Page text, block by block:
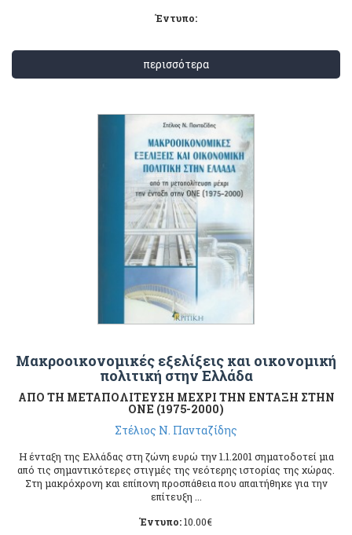
Έντυπο:
περισσότερα
Μακροοικονομικές εξελίξεις και οικονομική
πολιτική στην Ελλάδα
ΑΠΟ ΤΗ ΜΕΤΑΠΟΛΙΤΕΥΣΗ ΜΕΧΡΙ ΤΗΝ ΕΝΤΑΞΗ ΣΤΗΝ
ΟΝΕ (1975-2000)
Στέλιος Ν. Πανταζίδης
Η ένταξη της Ελλάδας στη ζώνη ευρώ την 1.1.2001 σηματοδοτεί μια
από τις σημαντικότερες στιγμές της νεότερης ιστορίας της χώρας.
Στη μακρόχρονη και επίπονη προσπάθεια που απαιτήθηκε για την
επίτευξη ...
Έντυπο:10.00€